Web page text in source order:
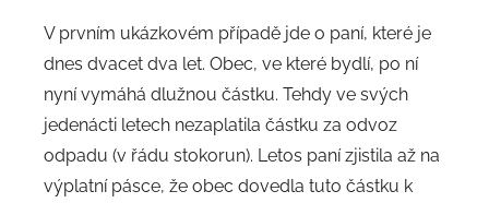
m
i
n
V prvním ukázkovém případě jde o paní, které je
dnes dvacet dva let. Obec, ve které bydlí, po ní
nyní vymáhá dlužnou částku. Tehdy ve svých
jedenácti letech nezaplatila částku za odvoz
odpadu (v řádu stokorun). Letos paní zjistila až na
výplatní pásce, že obec dovedla tuto částku k